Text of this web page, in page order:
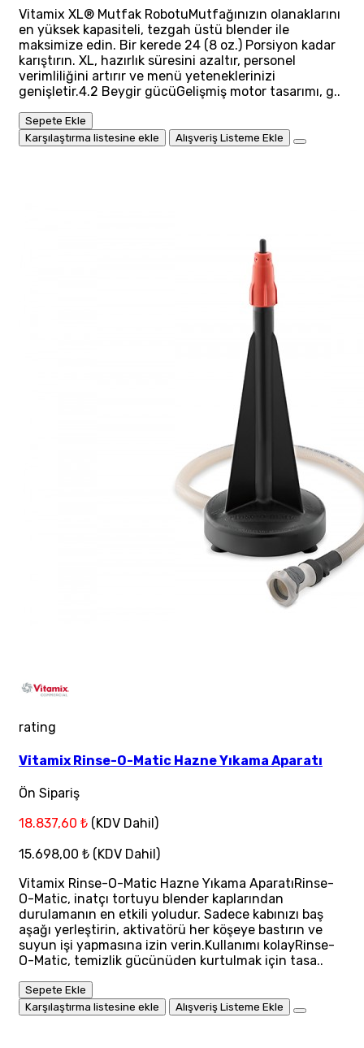
Vitamix XL® Mutfak RobotuMutfağınızın olanaklarını
en yüksek kapasiteli, tezgah üstü blender ile
maksimize edin. Bir kerede 24 (8 oz.) Porsiyon kadar
karıştırın. XL, hazırlık süresini azaltır, personel
verimliliğini artırır ve menü yeteneklerinizi
genişletir.4.2 Beygir gücüGelişmiş motor tasarımı, g..
Sepete Ekle
Karşılaştırma listesine ekle
Alışveriş Listeme Ekle
rating
Vitamix Rinse-O-Matic Hazne Yıkama Aparatı
Ön Sipariş
18.837,60 ₺ (KDV Dahil)
15.698,00 ₺ (KDV Dahil)
Vitamix Rinse-O-Matic Hazne Yıkama AparatıRinse-
O-Matic, inatçı tortuyu blender kaplarından
durulamanın en etkili yoludur. Sadece kabınızı baş
aşağı yerleştirin, aktivatörü her köşeye bastırın ve
suyun işi yapmasına izin verin.Kullanımı kolayRinse-
O-Matic, temizlik gücünüden kurtulmak için tasa..
Sepete Ekle
Karşılaştırma listesine ekle
Alışveriş Listeme Ekle